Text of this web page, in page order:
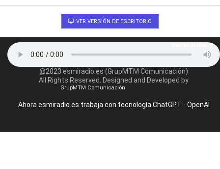
VER VERSIÓN DE ESCRITORIO
@2023 esmiradio.es (GrupMTM Comunicación)
All Rights Reserved. Designed and Developed by
GrupMTM Comunicación
Ahora esmiradio.es trabaja con tecnología ChatGPT - OpenAI